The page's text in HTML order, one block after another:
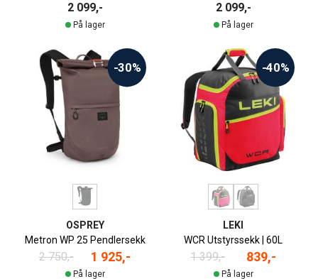
2 099,-
På lager
2 099,-
På lager
-30%
OSPREY
Metron WP 25 Pendlersekk
2 750,- 1 925,-
På lager
-40%
LEKI
WCR Utstyrssekk | 60L
1 399,- 839,-
På lager